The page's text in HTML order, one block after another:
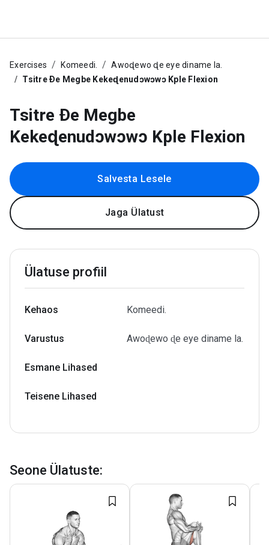
Exercises Komeedi.
Awoɖewo ɖe eye diname la.
Tsitre Ðe Megbe Kekeɖenudɔwɔwɔ Kple Flexion
Tsitre Ðe Megbe
Kekeɖenudɔwɔwɔ Kple Flexion
Salvesta Lesele
Jaga Ülatust
Ülatuse profiil
Kehaos Komeedi.
Varustus Awoɖewo ɖe eye diname la.
Esmane Lihased
Teisene Lihased
Seone Ülatuste: